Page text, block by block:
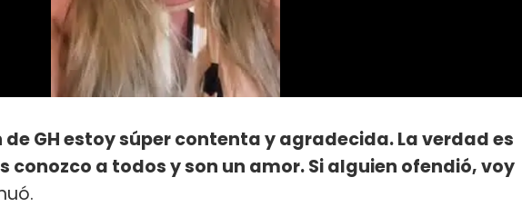
GH estoy súper contenta y agradecida. La verdad es
conozco a todos y son un amor. Si alguien ofendió, voy